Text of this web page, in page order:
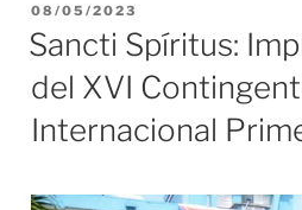
vital
en
atención
pacientes
PUBLICADO
EL
08/05/2023
Sancti Spíritus:
del XVI
Internacional